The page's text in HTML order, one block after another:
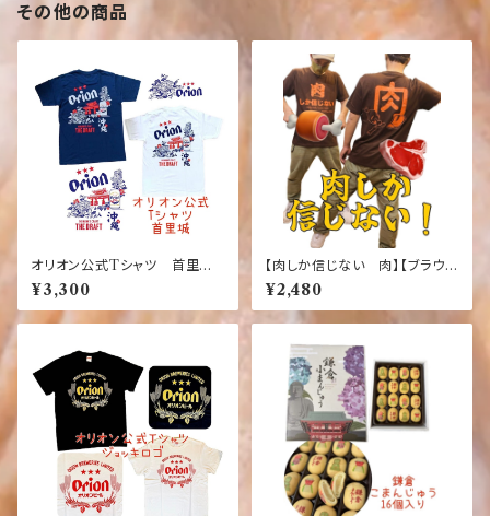
その他の商品
オリオン公式Tシャツ 首里
城 デザイン 白 紺 竜
龍 ネイビー ホワイト バッ
クブリント ワンポイント【お土
¥3,300
【肉しか信じない 肉】【ブラウ
ン】おもしろＴシャツ ふざけTシ
ャツ
¥2,480